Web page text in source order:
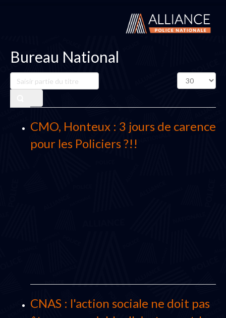
Bureau National
Saisir
partie
titre
Affichage
#
CMO, Honteux : 3 jours de carence
pour les Policiers ?!!
CNAS : l'action sociale ne doit pas